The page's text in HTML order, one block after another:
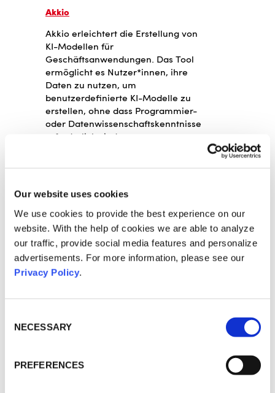
Our website uses cookies
We use cookies to provide the best experience on our
website. With the help of cookies we are able to analyze
our traffic, provide social media features and personalize
advertisements. For more information, please see our
Privacy Policy.
Selection
NECESSARY
PREFERENCES
Akkio
Akkio erleichtert die Erstellung von
KI-Modellen für
Geschäftsanwendungen. Das Tool
ermöglicht es Nutzer*innen, ihre
Daten zu nutzen, um
benutzerdefinierte KI-Modelle zu
erstellen, ohne dass Programmier-
oder Datenwissenschaftskenntnisse
erforderlich sind.
Ethische Gesichtsanalyse mit Zenus
generierten Präsentationen oder